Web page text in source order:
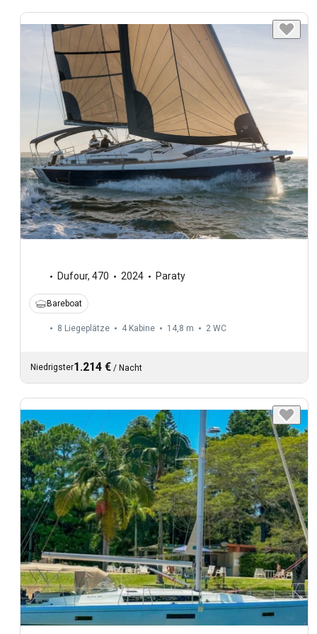
Dufour, 470 2024 Paraty
Bareboat
8 Liegeplätze 4 Kabine 14,8 m 2 WC
Niedrigster1.214 € / Nacht